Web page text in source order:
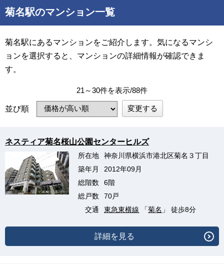
菊名駅のマンション一覧
菊名駅にあるマンションをご紹介します。気になるマンシ
ョンを選択すると、マンションの詳細情報が確認できま
す。
21～30件を表示/88件
並び順 変更する
ネスティア菊名桜山公園センターヒルズ
所在地
神奈川県横浜市港北区菊名３丁目
築年月
2012年09月
総階数
6階
総戸数
70戸
交通
東急東横線 「菊名 」 徒歩8分
詳細を見る